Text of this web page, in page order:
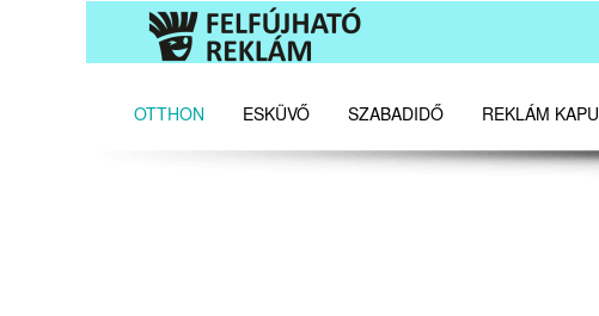
OTTHON ESKÜVŐ SZABADIDŐ REKLÁM KAPU